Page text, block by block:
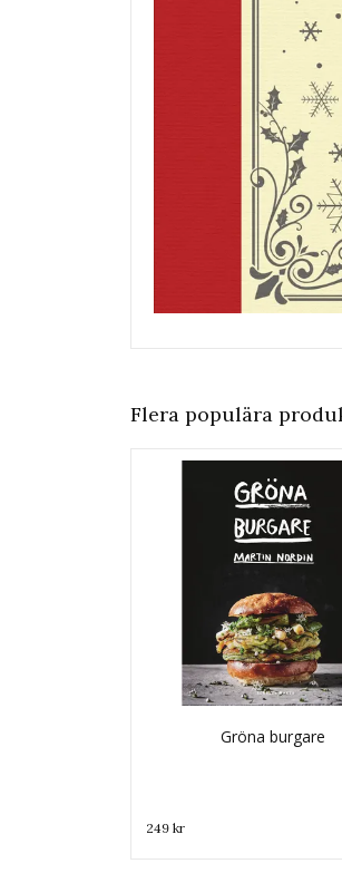
Flera populära
Gröna burgare
249 kr